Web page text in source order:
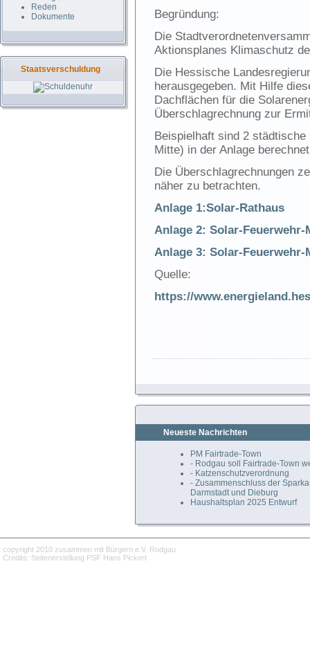
Reden
Dokumente
Staatsverschuldung
Begründung:
Die
Aktionsplanes Klimaschutz
Die Hessische
herausgegeben. Mit Hilfe
Dachflächen für die
Überschlagrechnung zur
Beispielhaft sind 2 städtische
Mitte) in der Anlage
Die Überschlagrechnungen
näher zu betrachten.
Anlage 1:Solar-Rathaus
Anlage 2: Solar-Feuerwehr-
Anlage 3: Solar-
Quelle:
https://
Neueste Nachrichten
PM Fairtrade-Town
- Rodgau soll Fairtrade-Town
- Katzenschutzverordnung
- Zusammenschluss der
Darmstadt und Dieburg
Haushaltsplan 2025 Entwurf
copyright 2010 zusammen mit Bürgern e.V. Rodgau
Credits: Seitenerstellung PSF Hans Pickert